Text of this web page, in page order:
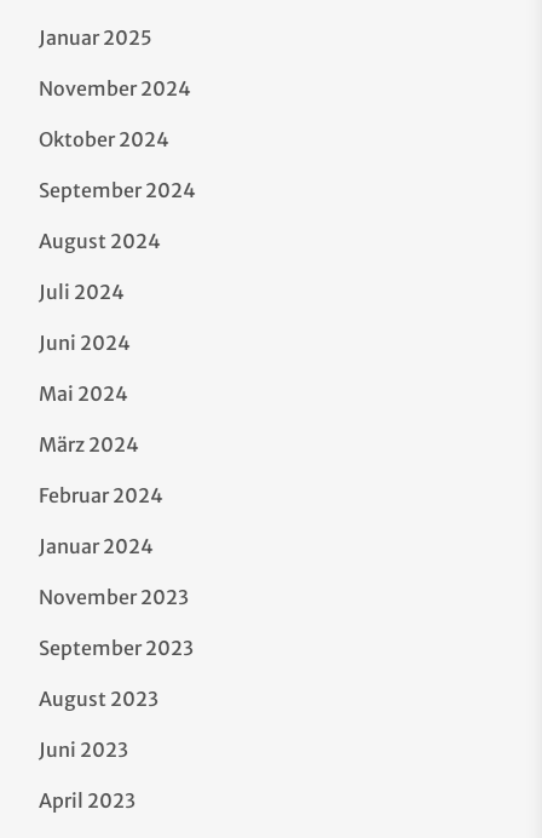
Januar 2025
November 2024
Oktober 2024
September 2024
August 2024
Juli 2024
Juni 2024
Mai 2024
März 2024
Februar 2024
Januar 2024
November 2023
September 2023
August 2023
Juni 2023
April 2023